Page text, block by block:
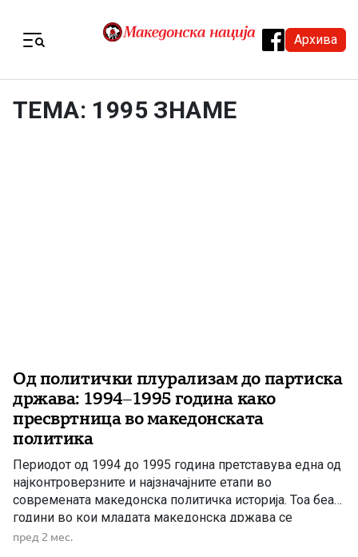
Архива
ТЕМА: 1995 ЗНАМЕ
Од политички плурализам до партиска
држава: 1994–1995 година како
пресвртница во македонската
политика
Периодот од 1994 до 1995 година претставува една од
најконтроверзните и најзначајните етапи во
современата македонска политичка историја. Тоа беа
години во кои младата македонска држава се
соочуваше со сериозни внатрешни и надворешни
пред 2 мес.